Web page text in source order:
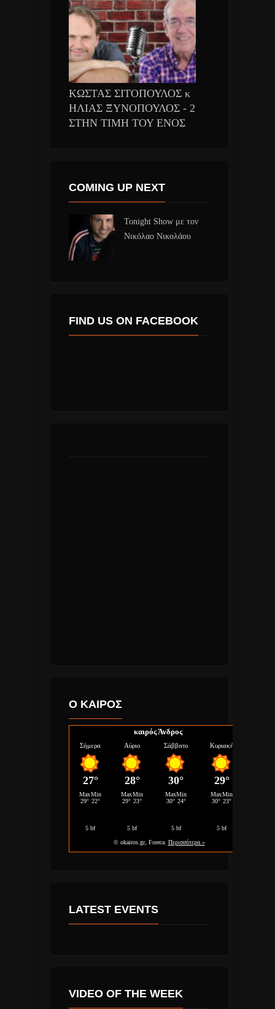
ΚΩΣΤΑΣ ΣΙΤΟΠΟΥΛΟΣ κ
ΗΛΙΑΣ ΞΥΝΟΠΟΥΛΟΣ - 2
ΣΤΗΝ ΤΙΜΗ ΤΟΥ ΕΝΟΣ
COMING UP NEXT
Tonight Show με τον
Νικόλαο Νικολάου
FIND US ON FACEBOOK
Ο ΚΑΙΡΟΣ
καιρός Άνδρος
LATEST EVENTS
VIDEO OF THE WEEK